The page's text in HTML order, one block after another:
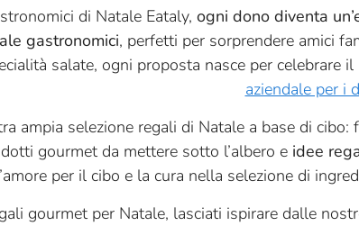
di Natale Eataly, ogni dono diventa
gastronomici, perfetti per sorprendere amici
salate, ogni proposta nasce per celebrare
aziendale per i
ampia selezione regali di Natale a base di
gourmet da mettere sotto l’albero e idee
per il cibo e la cura nella selezione di
gourmet per Natale, lasciati ispirare dalle